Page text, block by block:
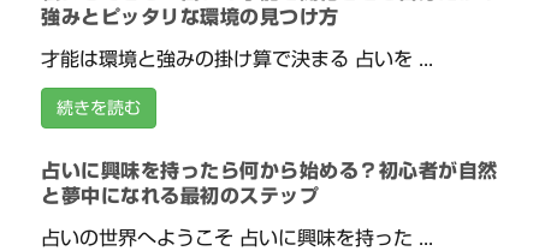
強みとピッタリな環境の見つけ方
才能は環境と強みの掛け算で決まる 占いを ...
続きを読む
占いに興味を持ったら何から始める？初心者が自然
と夢中になれる最初のステップ
占いの世界へようこそ 占いに興味を持った ...